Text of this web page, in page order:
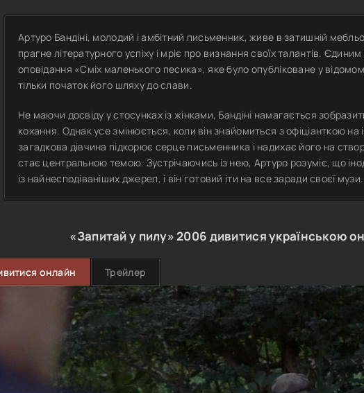
Артуро Бандіні, молодий і амбітний письменник, живе в затишній
прагне літературного успіху і мріє про визнання своїх талантів.
оповідання «Сміх маленького песика», яке було опубліковане у
тільки початок його шляху до слави.
Не маючи досвіду у стосунках із жінками, Бандіні намагається
кохання. Однак усе змінюється, коли він знайомиться з офіціанткою на
загадкова дівчина підкорює серце письменника і надихає його на
стає центральною темою. Зустрічаючись із нею, Артуро розуміє, що
із найнесподіваніших джерел, і він готовий іти на все заради своєї музи.
«Запитай у пилу»2006 дивитися українською
онлайн Трейлер